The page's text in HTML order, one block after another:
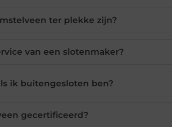
ter plekke zijn?
van een slotenmaker?
ik buitengesloten ben?
gecertificeerd?